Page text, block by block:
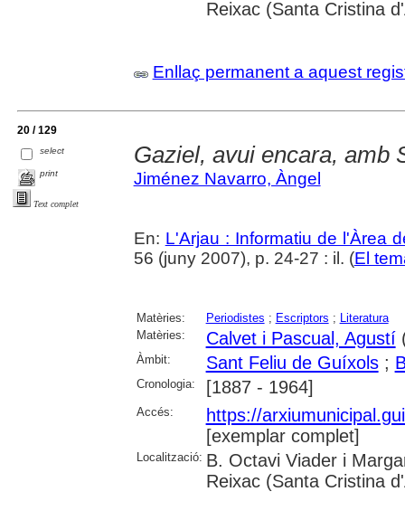
Reixac (Santa Cristina
Enllaç permanent a aquest
20 / 129
select
print
Text complet
Gaziel, avui encara, amb
Jiménez Navarro, Àngel
En: L'Arjau : Informatiu de l'Àrea
56 (juny 2007), p. 24-27 : il. (El
Matèries: Periodistes ; Escriptors ; Literatura
Matèries:
Calvet i Pascual, Agustí
Àmbit: Sant Feliu de Guíxols;
Cronologia: [1887 - 1964]
Accés:
https://
[exemplar complet]
Localització: B. Octavi Viader i
Reixac (Santa Cristina